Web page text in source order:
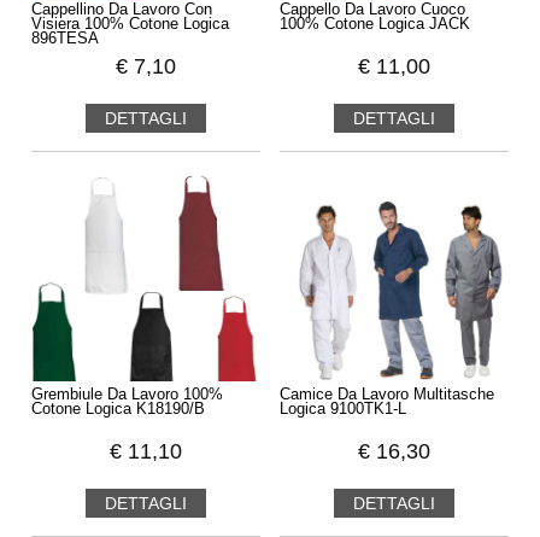
Cappellino Da Lavoro Con
Visiera 100% Cotone Logica
896TESA
€ 7,10
DETTAGLI
Cappello Da Lavoro Cuoco
100% Cotone Logica JACK
€ 11,00
DETTAGLI
Grembiule Da Lavoro 100%
Cotone Logica K18190/B
€ 11,10
DETTAGLI
Camice Da Lavoro Multitasche
Logica 9100TK1-L
€ 16,30
DETTAGLI